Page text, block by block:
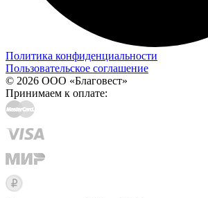
Политика конфиденциальности
Пользовательское соглашение
© 2026 ООО «Благовест»
Принимаем к оплате: